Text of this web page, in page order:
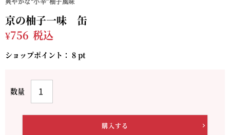
京の柚子一味 缶
¥756 税込
ショップポイント： 8 pt